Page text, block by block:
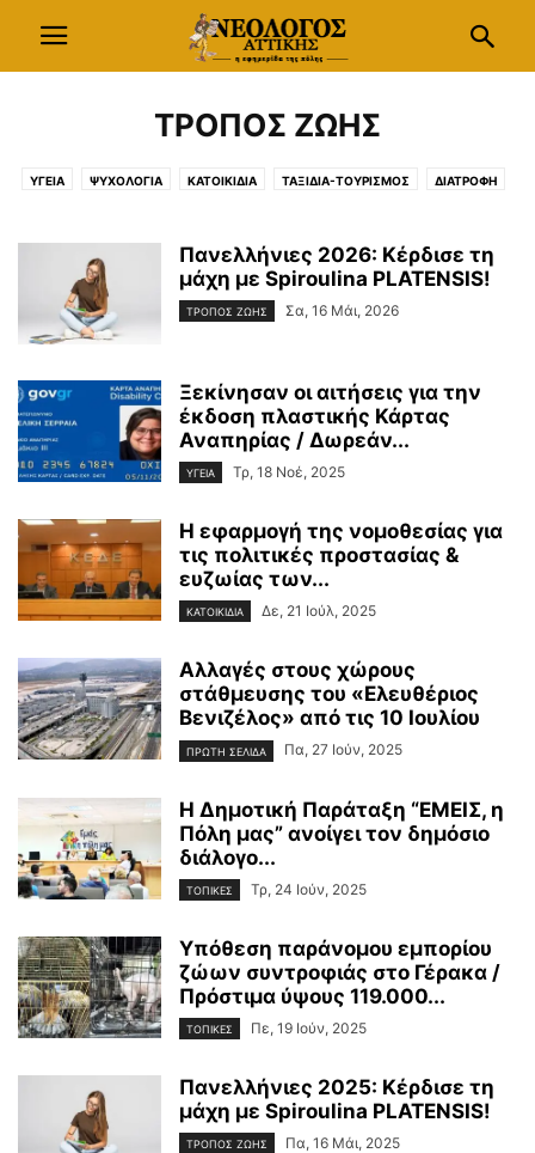
ΤΡΟΠΟΣ ΖΩΗΣ
ΥΓΕΙΑ ΨΥΧΟΛΟΓΙΑ ΚΑΤΟΙΚΙΔΙΑ ΤΑΞΙΔΙΑ-ΤΟΥΡΙΣΜΟΣ ΔΙΑΤΡΟΦΗ
Πανελλήνιες 2026: Κέρδισε τη
μάχη με Spiroulina PLATENSIS!
ΤΡΟΠΟΣ ΖΩΗΣ Σα, 16 Μάι, 2026
Ξεκίνησαν οι αιτήσεις για την
έκδοση πλαστικής Κάρτας
Αναπηρίας / Δωρεάν...
ΥΓΕΙΑ Τρ, 18 Νοέ, 2025
Η εφαρμογή της νομοθεσίας για
τις πολιτικές προστασίας &
ευζωίας των...
ΚΑΤΟΙΚΙΔΙΑ Δε, 21 Ιούλ, 2025
Αλλαγές στους χώρους
στάθμευσης του «Ελευθέριος
Βενιζέλος» από τις 10 Ιουλίου
ΠΡΩΤΗ ΣΕΛΙΔΑ Πα, 27 Ιούν, 2025
Η Δημοτική Παράταξη “ΕΜΕΙΣ, η
Πόλη μας” ανοίγει τον δημόσιο
διάλογο...
ΤΟΠΙΚΕΣ Τρ, 24 Ιούν, 2025
Υπόθεση παράνομου εμπορίου
ζώων συντροφιάς στο Γέρακα /
Πρόστιμα ύψους 119.000...
ΤΟΠΙΚΕΣ Πε, 19 Ιούν, 2025
Πανελλήνιες 2025: Κέρδισε τη
μάχη με Spiroulina PLATENSIS!
ΤΡΟΠΟΣ ΖΩΗΣ Πα, 16 Μάι, 2025